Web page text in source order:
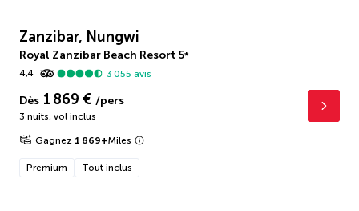
Zanzibar, Nungwi
Royal Zanzibar Beach Resort 5*
4,4
3 055 avis
Dès 1 869 € /pers
3 nuits, vol inclus
Gagnez 1 869+Miles
Premium Tout inclus